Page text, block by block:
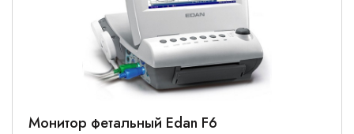
Монитор фетальный Edan F6